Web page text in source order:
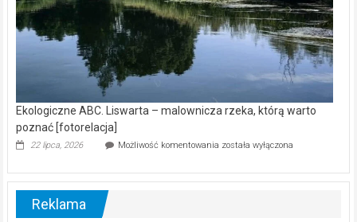
Ekologiczne ABC. Liswarta – malownicza rzeka, którą warto
poznać [fotorelacja]
22 lipca, 2026 Możliwość komentowania Ekologiczne
–
została wyłączona
Reklama